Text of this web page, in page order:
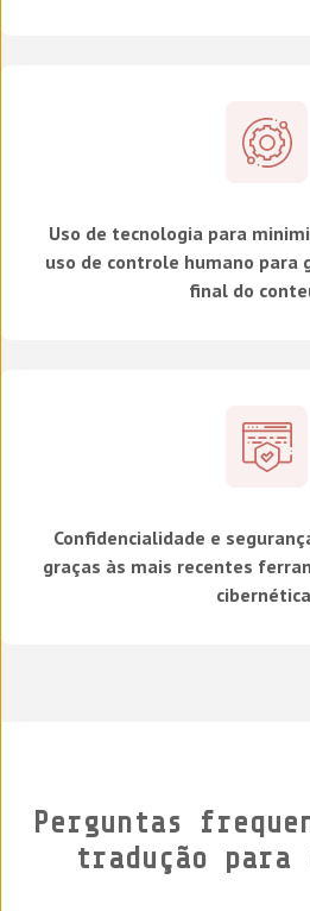
Uso de tecnologia para
uso de controle humano para
final do
Confidencialidade e
graças às mais recentes
Perguntas
tradução para